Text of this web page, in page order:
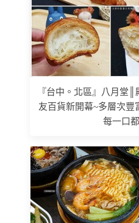
『台中。北區』八月堂
友百貨新開幕~多層次豐
每一口